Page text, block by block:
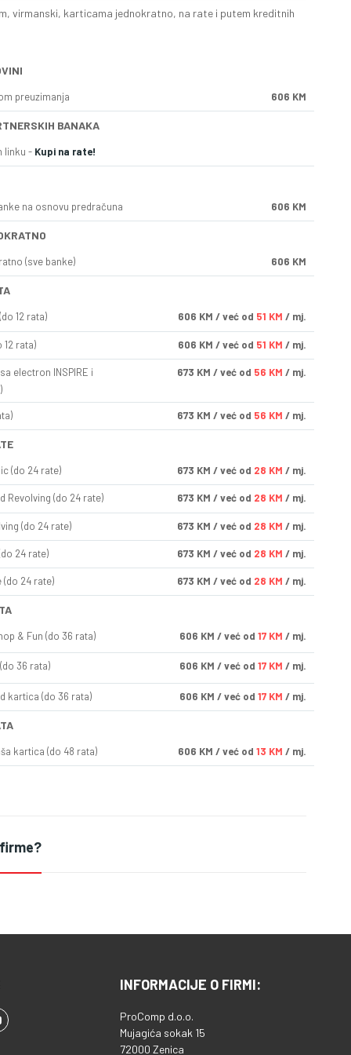
virmanski, karticama jednokratno, na rate i putem kreditnih
preuzimanja 606 KM
BANAKA
linku - Kupi na rate!
na osnovu predračuna 606 KM
(sve banke) 606 KM
12 rata) 606 KM / već od 51 KM / mj.
12 rata) 606 KM / već od 51 KM / mj.
electron INSPIRE i
673 KM / već od 56 KM / mj.
673 KM / već od 56 KM / mj.
(do 24 rate) 673 KM / već od 28 KM / mj.
Revolving (do 24 rate) 673 KM / već od 28 KM / mj.
(do 24 rate) 673 KM / već od 28 KM / mj.
24 rate) 673 KM / već od 28 KM / mj.
(do 24 rate) 673 KM / već od 28 KM / mj.
& Fun (do 36 rata) 606 KM / već od 17 KM / mj.
36 rata) 606 KM / već od 17 KM / mj.
kartica (do 36 rata) 606 KM / već od 17 KM / mj.
kartica (do 48 rata) 606 KM / već od 13 KM / mj.
INFORMACIJE O FIRMI:
ProComp d.o.o.
Mujagića sokak 15
72000 Zenica